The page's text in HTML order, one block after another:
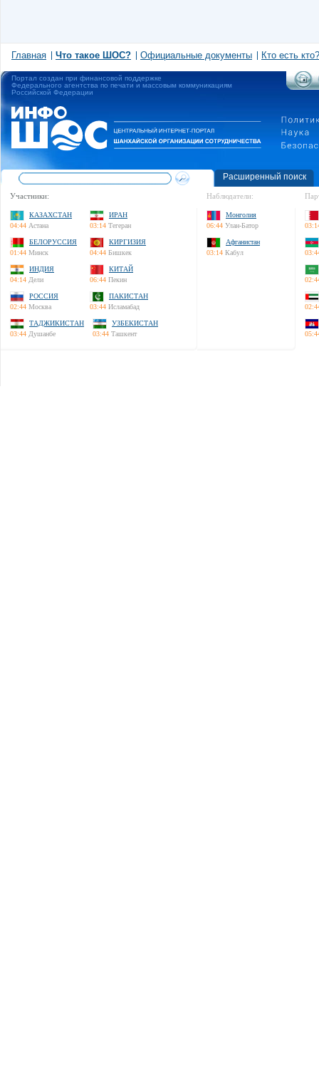
Главная Что такое ШОС? Официальные документы Кто есть кто?
Портал создан при финансовой поддержке
Федерального агентства по печати и массовым коммуникациям
Российской Федерации
Расширенный поиск
Участники:
КАЗАХСТАН
04:44 Астана
ИРАН
03:14 Тегеран
БЕЛОРУССИЯ
01:44 Минск
КИРГИЗИЯ
04:44 Бишкек
ИНДИЯ
04:14 Дели
КИТАЙ
06:44 Пекин
РОССИЯ
02:44 Москва
ПАКИСТАН
03:44 Исламабад
ТАДЖИКИСТАН
03:44 Душанбе
УЗБЕКИСТАН
03:44 Ташкент
Наблюдатели:
Монголия
06:44 Улан-Батор
Афганистан
03:14 Кабул